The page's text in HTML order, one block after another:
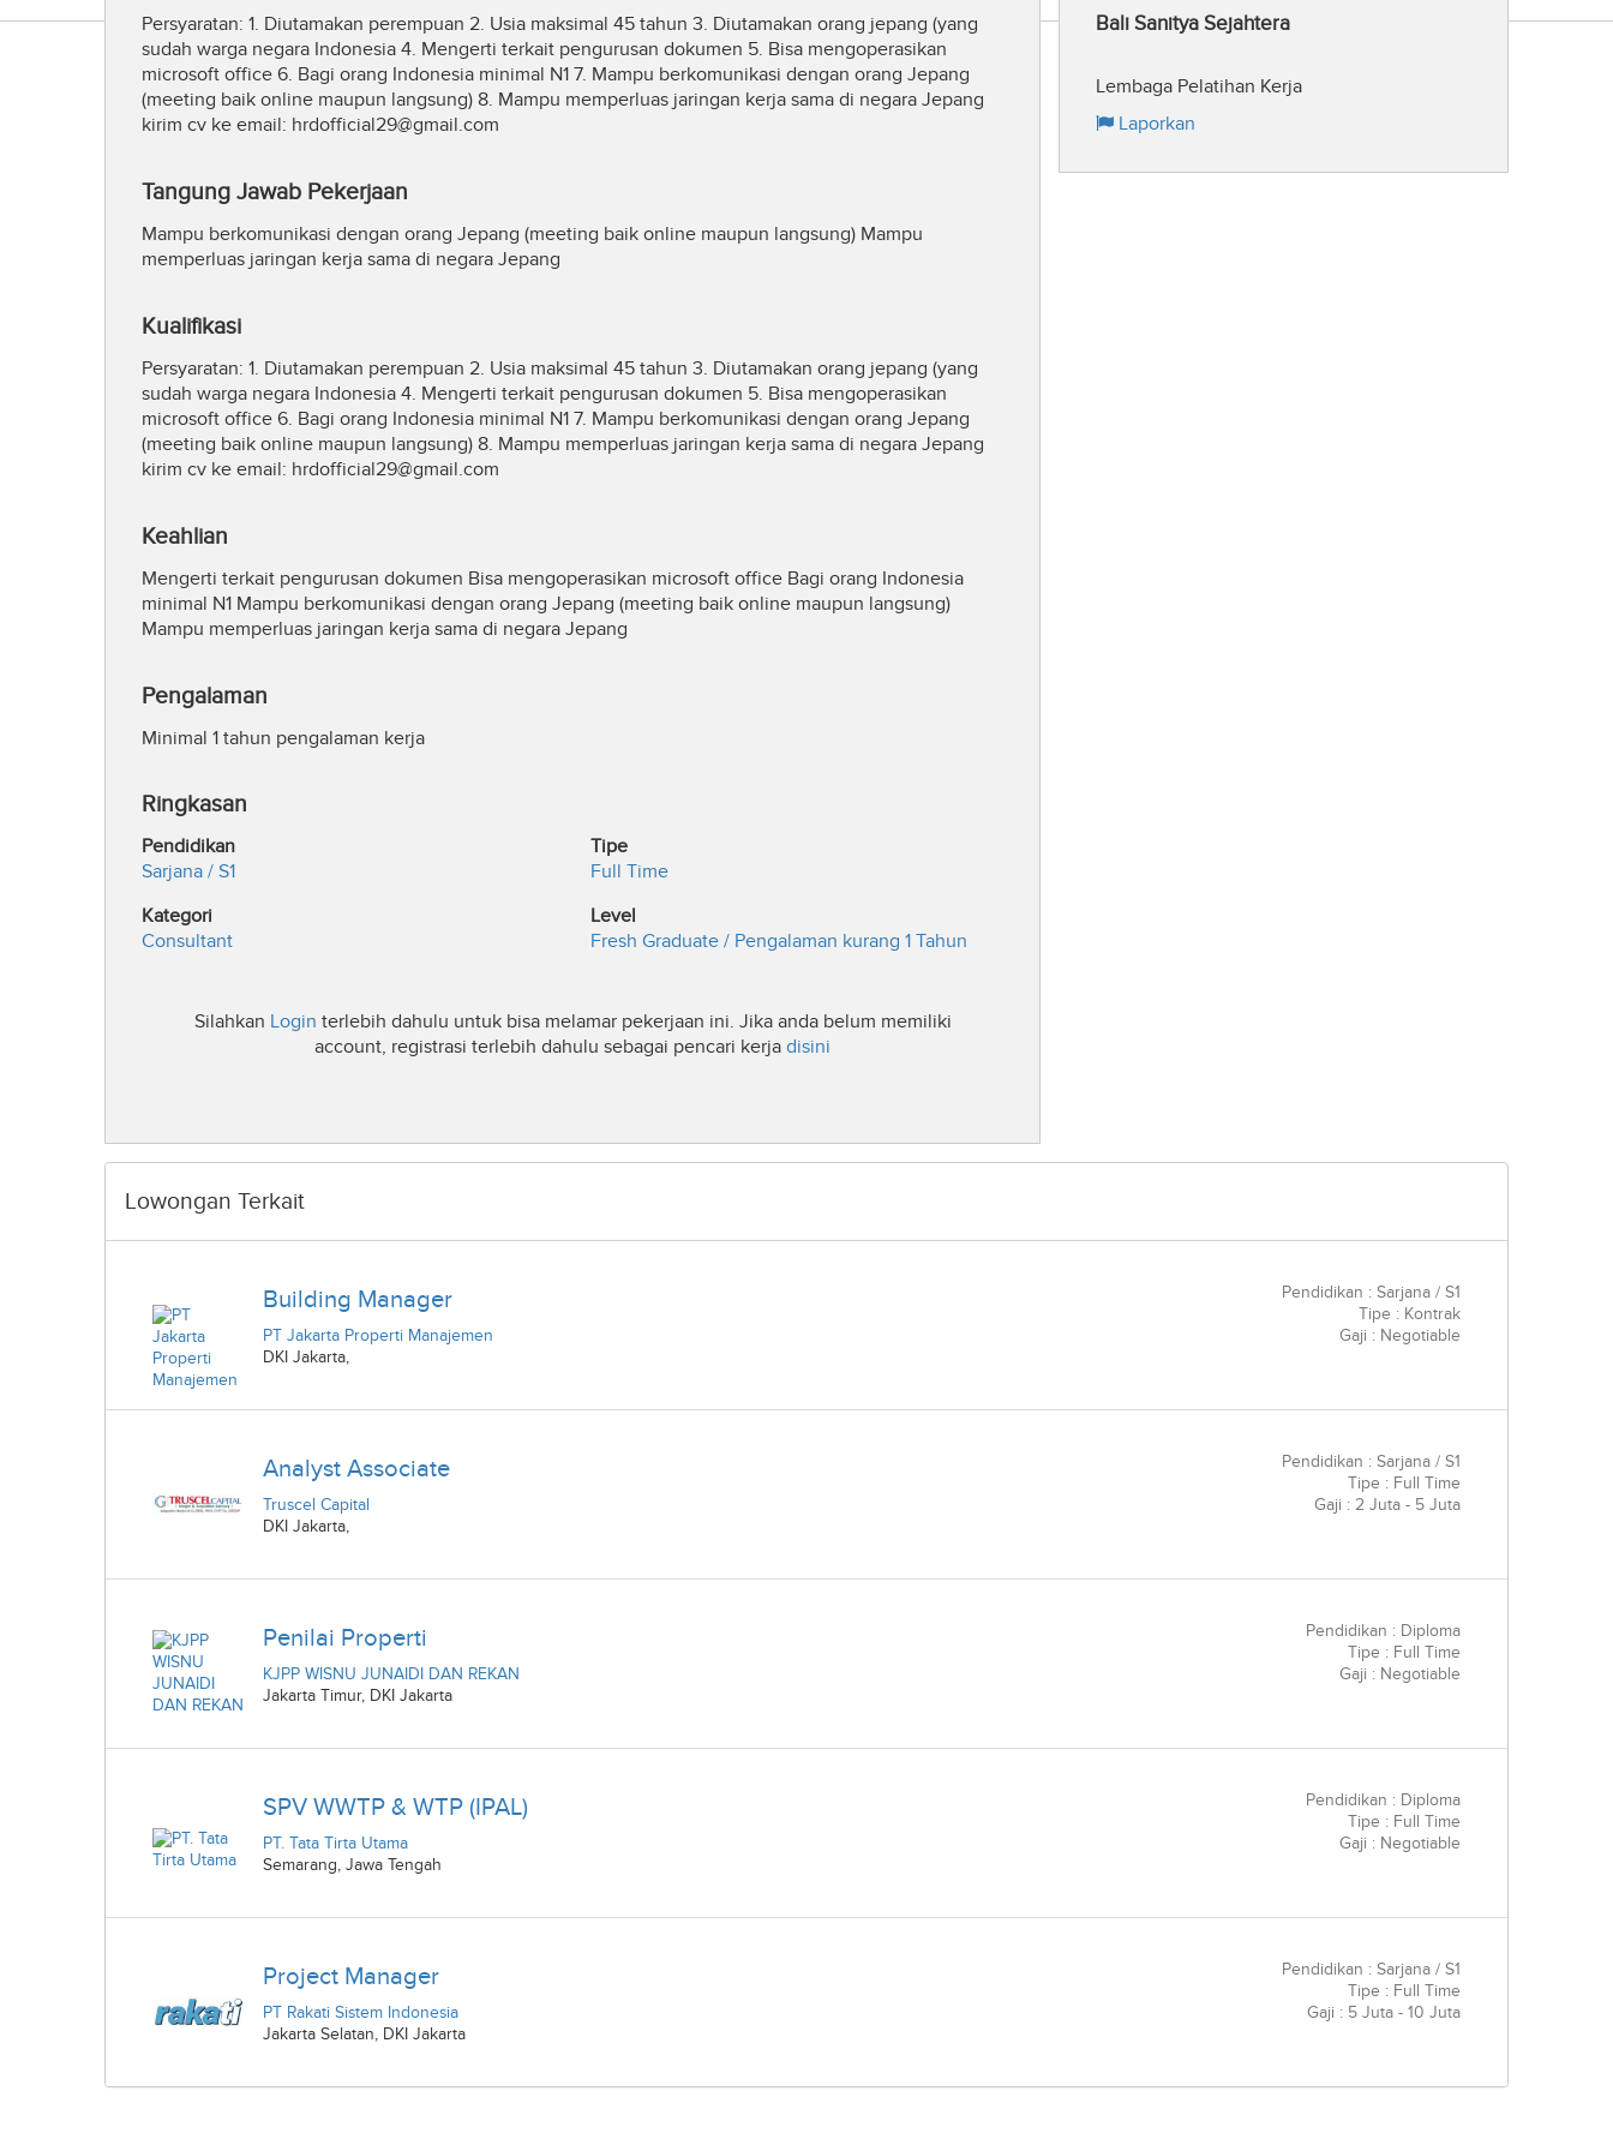
Persyaratan: 1. Diutamakan perempuan 2. Usia maksimal 45 tahun 3. Diutamakan orang jepang (yang
sudah warga negara Indonesia 4. Mengerti terkait pengurusan dokumen 5. Bisa mengoperasikan
microsoft office 6. Bagi orang Indonesia minimal N1 7. Mampu berkomunikasi dengan orang Jepang
(meeting baik online maupun langsung) 8. Mampu memperluas jaringan kerja sama di negara Jepang
kirim cv ke email: hrdofficial29@gmail.com
Tangung Jawab Pekerjaan
Mampu berkomunikasi dengan orang Jepang (meeting baik online maupun langsung) Mampu
memperluas jaringan kerja sama di negara Jepang
Kualifikasi
Persyaratan: 1. Diutamakan perempuan 2. Usia maksimal 45 tahun 3. Diutamakan orang jepang (yang
sudah warga negara Indonesia 4. Mengerti terkait pengurusan dokumen 5. Bisa mengoperasikan
microsoft office 6. Bagi orang Indonesia minimal N1 7. Mampu berkomunikasi dengan orang Jepang
(meeting baik online maupun langsung) 8. Mampu memperluas jaringan kerja sama di negara Jepang
kirim cv ke email: hrdofficial29@gmail.com
Keahlian
Mengerti terkait pengurusan dokumen Bisa mengoperasikan microsoft office Bagi orang Indonesia
minimal N1 Mampu berkomunikasi dengan orang Jepang (meeting baik online maupun langsung)
Mampu memperluas jaringan kerja sama di negara Jepang
Pengalaman
Minimal 1 tahun pengalaman kerja
Ringkasan
Pendidikan
Sarjana / S1
Kategori
Consultant
Tipe
Full Time
Level
Fresh Graduate / Pengalaman kurang 1 Tahun
Silahkan Login terlebih dahulu untuk bisa melamar pekerjaan ini. Jika anda belum memiliki
account, registrasi terlebih dahulu sebagai pencari kerja disini
Bali Sanitya Sejahtera
Lembaga Pelatihan Kerja
Laporkan
Lowongan Terkait
Building Manager
Pendidikan : Sarjana / S1
Tipe : Kontrak
PT Jakarta Properti Manajemen
DKI Jakarta,
Gaji : Negotiable
Analyst Associate
Pendidikan : Sarjana / S1
Tipe : Full Time
Truscel Capital
DKI Jakarta,
Gaji : 2 Juta - 5 Juta
Penilai Properti
Pendidikan : Diploma
Tipe : Full Time
KJPP WISNU JUNAIDI DAN REKAN
Jakarta Timur, DKI Jakarta
Gaji : Negotiable
SPV WWTP & WTP (IPAL)
Pendidikan : Diploma
Tipe : Full Time
PT. Tata Tirta Utama
Semarang, Jawa Tengah
Gaji : Negotiable
Project Manager
Pendidikan : Sarjana / S1
Tipe : Full Time
PT Rakati Sistem Indonesia
Jakarta Selatan, DKI Jakarta
Gaji : 5 Juta - 10 Juta